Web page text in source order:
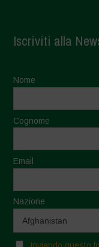
Iscriviti alla
Nome
Cognome
Email
Nazione
Inviando questo